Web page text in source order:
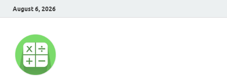
August 6, 2026